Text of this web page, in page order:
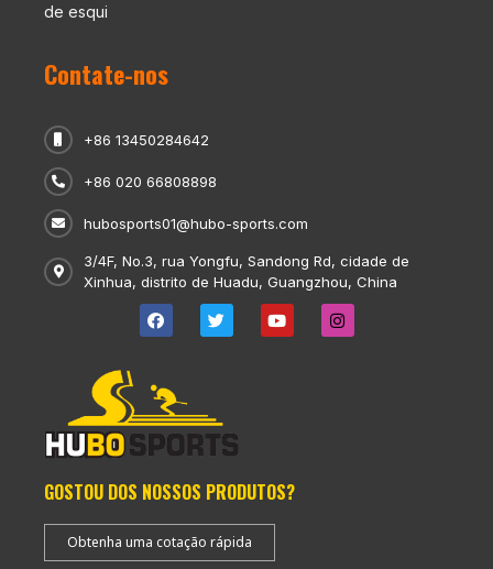
de esqui
Contate-nos
+86 13450284642
+86 020 66808898
hubosports01@hubo-sports.com
3/4F, No.3, rua Yongfu, Sandong Rd, cidade de
Xinhua, distrito de Huadu, Guangzhou, China
GOSTOU DOS NOSSOS PRODUTOS?
Obtenha uma cotação rápida